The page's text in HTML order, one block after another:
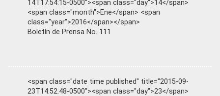
14T17:54:15-0500"><span class="day">14</span>
<span class="month">Ene</span> <span
class="year">2016</span></span>
Boletín de Prensa No. 111
<span class="date time published" title="2015-09-
23T14:52:48-0500"><span class="day">23</span>